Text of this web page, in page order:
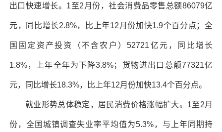
出口快速增长。1至2月份，社会消费品零售总额86079亿
元，同比增长2.8%，比上年12月份加快1.9个百分点；全
国固定资产投资（不含农户）52721亿元，同比增长
1.8%，上年全年为下降3.8%；货物进出口总额77321亿
元，同比增长18.3%，比上年12月份加快13.4个百分点。
就业形势总体稳定，居民消费价格涨幅扩大。1至2月
份，全国城镇调查失业率平均值为5.3%，与上年同期持